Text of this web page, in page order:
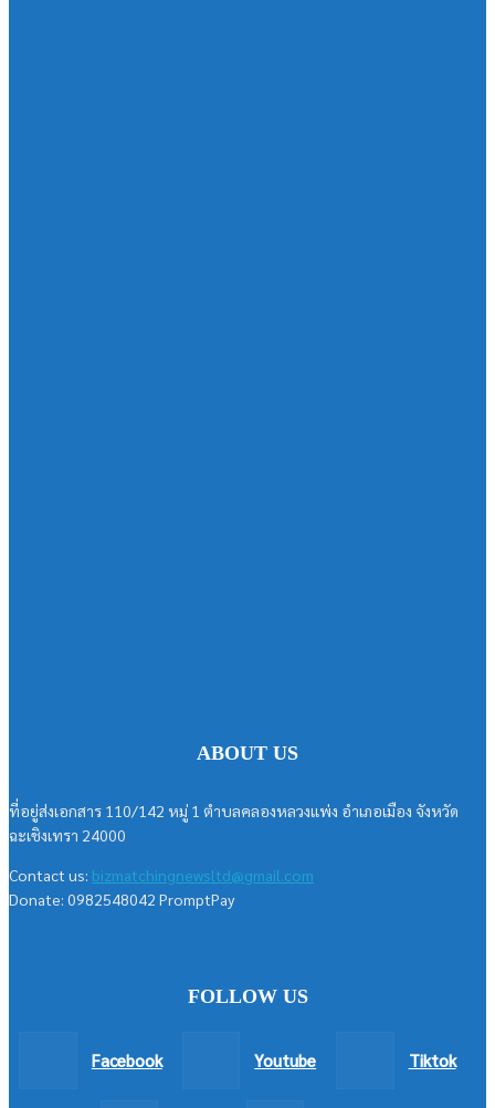
ABOUT US
ที่อยู่ส่งเอกสาร 110/142 หมู่ 1 ตำบลคลองหลวงแพ่ง อำเภอเมือง จังหวัด
ฉะเชิงเทรา 24000
Contact us: bizmatchingnewsltd@gmail.com
Donate: 0982548042 PromptPay
FOLLOW US
Facebook Youtube Tiktok